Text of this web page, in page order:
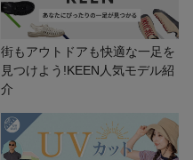
街もアウトドアも快適な一足を
見つけよう!KEEN人気モデル紹
介